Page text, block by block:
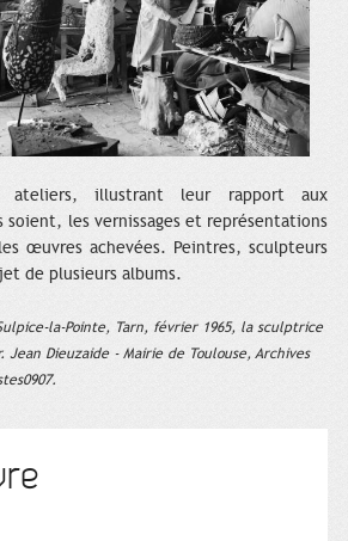
ateliers, illustrant leur rapport aux
soient, les vernissages et représentations
œuvres achevées. Peintres, sculpteurs
de plusieurs albums.
la-Pointe, Tarn, février 1965, la sculptrice
Jean Dieuzaide - Mairie de Toulouse, Archives